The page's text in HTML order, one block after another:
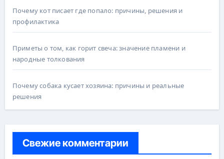
Почему кот писает где попало: причины, решения и
профилактика
Приметы о том, как горит свеча: значение пламени и
народные толкования
Почему собака кусает хозяина: причины и реальные
решения
Свежие комментарии